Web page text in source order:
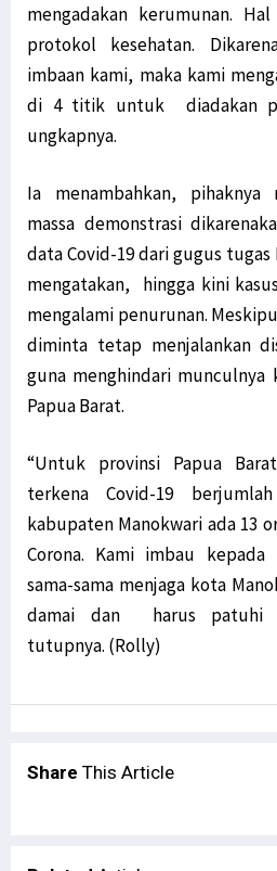
mengadakan kerumunan.
protokol kesehatan.
imbaan kami, maka kami
di 4 titik untuk diadakan
ungkapnya.
Ia menambahkan, pihaknya
massa demonstrasi
data Covid-19 dari gugus tugas
mengatakan, hingga kini
mengalami penurunan.
diminta tetap menjalankan
guna menghindari
Papua Barat.
“Untuk provinsi Papua
terkena Covid-19
kabupaten Manokwari ada 13
Corona. Kami imbau
sama-sama menjaga kota
damai dan harus patuhi
tutupnya. (Rolly)
Share This Article